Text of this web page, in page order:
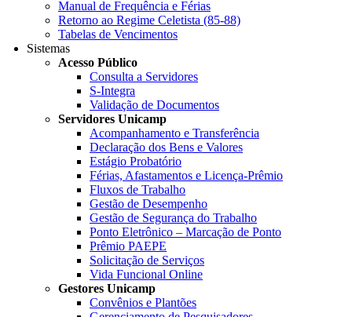
Manual de Frequência e Férias
Retorno ao Regime Celetista (85-88)
Tabelas de Vencimentos
Sistemas
Acesso Público
Consulta a Servidores
S-Integra
Validação de Documentos
Servidores Unicamp
Acompanhamento e Transferência
Declaração dos Bens e Valores
Estágio Probatório
Férias, Afastamentos e Licença-Prêmio
Fluxos de Trabalho
Gestão de Desempenho
Gestão de Segurança do Trabalho
Ponto Eletrônico – Marcação de Ponto
Prêmio PAEPE
Solicitação de Serviços
Vida Funcional Online
Gestores Unicamp
Convênios e Plantões